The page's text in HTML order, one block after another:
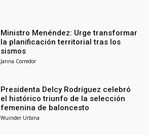
Ministro Menéndez: Urge transformar
la planificación territorial tras los
sismos
Janna Corredor
Presidenta Delcy Rodríguez celebró
el histórico triunfo de la selección
femenina de baloncesto
Wuinder Urbina